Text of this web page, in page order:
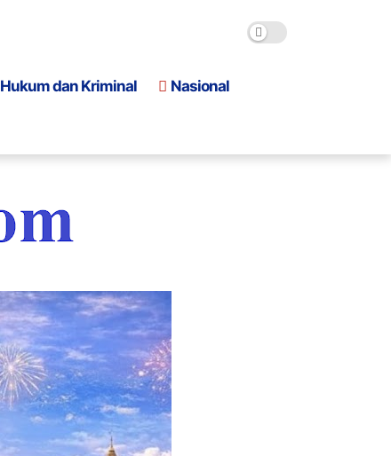
Hukum dan Kriminal Nasional